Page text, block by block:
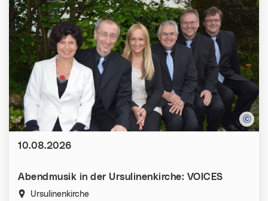
Abendmusik in der Ursulinenkirche: VOICES
Ursulinenkirche
Datum:
10.08.2026